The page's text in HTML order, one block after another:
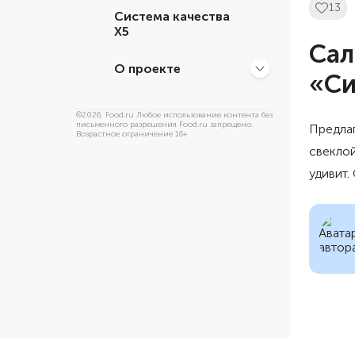
Система качества
Х5
О проекте
©2026, Food.ru Любое использование контента без
письменного разрешения Food.ru запрещено.
Возрастное ограничение 16+
13